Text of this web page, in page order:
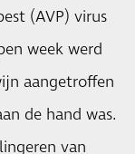
(AVP) virus
week werd
aangetroffen
de hand was.
van